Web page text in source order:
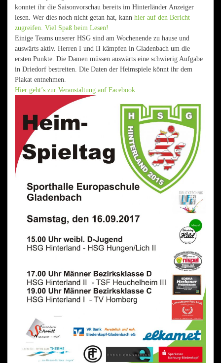
konntet ihr die Saisonvorschau bereits im Hinterländer Anzeiger
lesen. Wer dies noch nicht getan hat, kann hier auf den Bericht
zugreifen. Viel Spaß beim Lesen!
Einige Teams unserer HSG sind am Wochenende zu hause und
auswärts aktiv. Herren I und II kämpfen in Gladenbach um die
ersten Punkte. Die Damen müssen auswärts eine schwierig Aufgabe
in Driedorf bestreiten. Die Daten der Heimspiele könnt ihr dem
Plakat entnehmen.
Hier geht’s zur Veranstaltung auf Facebook.